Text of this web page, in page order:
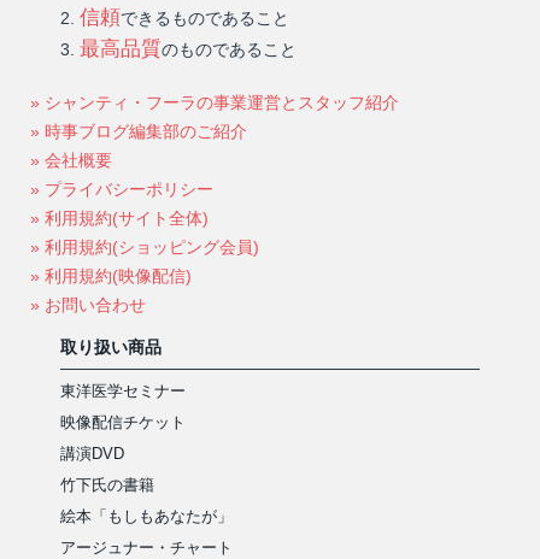
信頼できるものであること
最高品質のものであること
» シャンティ・フーラの事業運営とスタッフ紹介
» 時事ブログ編集部のご紹介
» 会社概要
» プライバシーポリシー
» 利用規約(サイト全体)
» 利用規約(ショッピング会員)
» 利用規約(映像配信)
» お問い合わせ
取り扱い商品
東洋医学セミナー
映像配信チケット
講演DVD
竹下氏の書籍
絵本「もしもあなたが」
アージュナー・チャート